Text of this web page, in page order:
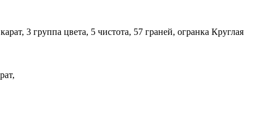
3 группа цвета, 5 чистота, 57 граней, огранка Круглая